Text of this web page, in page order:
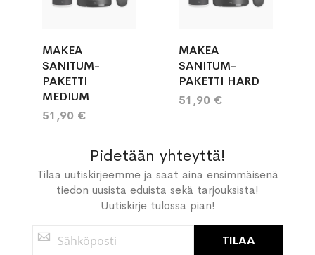
MAKEA
SANITUM-
PAKETTI
MEDIUM
51,90 €
MAKEA
SANITUM-
PAKETTI HARD
51,90 €
Pidetään yhteyttä!
Tilaa uutiskirjeemme ja saat aina ensimmäisenä
tiedon uusista eduista sekä tarjouksista!
Uutiskirje tulossa pian!
Tilaa
uutiskirjeemme:
TILAA